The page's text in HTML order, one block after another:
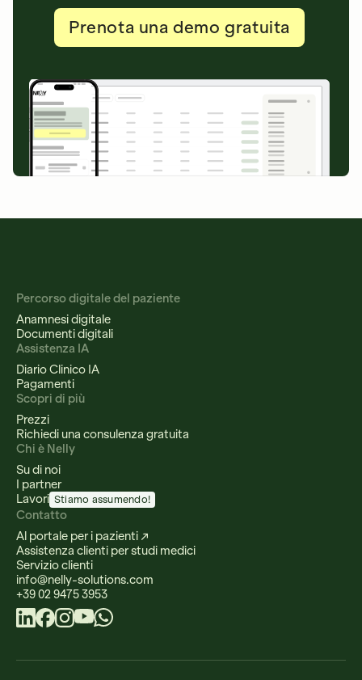
Prenota una demo gratuita
Percorso digitale del paziente
Anamnesi digitale
Documenti digitali
Assistenza IA
Diario Clinico IA
Pagamenti
Scopri di più
Prezzi
Richiedi una consulenza gratuita
Chi è Nelly
Su di noi
I partner
Lavori Stiamo assumendo!
Contatto
Al portale per i pazienti ↗
Assistenza clienti per studi medici
Servizio clienti
info@nelly-solutions.com
+39 02 9475 3953